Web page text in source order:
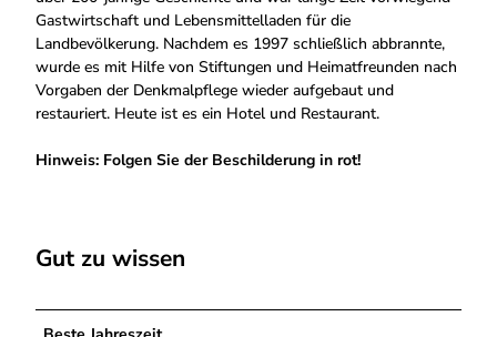
Gastwirtschaft und Lebensmittelladen für die
Landbevölkerung. Nachdem es 1997 schließlich abbrannte,
wurde es mit Hilfe von Stiftungen und Heimatfreunden nach
Vorgaben der Denkmalpflege wieder aufgebaut und
restauriert. Heute ist es ein Hotel und Restaurant.
Hinweis: Folgen Sie der Beschilderung in rot!
Gut zu wissen